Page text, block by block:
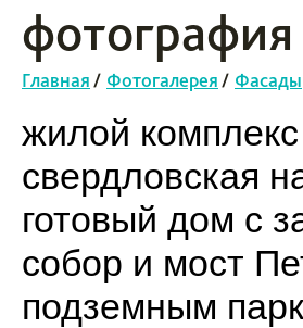
Главная / Фотогалерея / Фасады
жилой
свердловская
готовый дом с
собор и мост
подземным